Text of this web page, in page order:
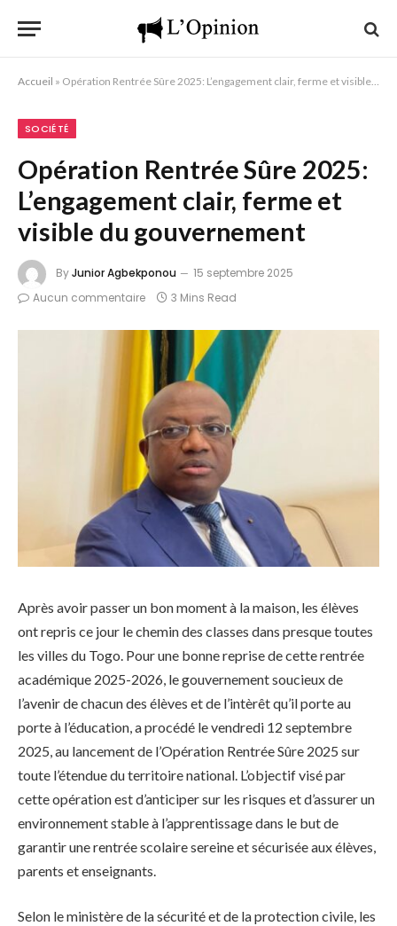
Accueil » Opération Rentrée Sûre 2025: L’engagement clair, ferme et visible du gouvernement
SOCIÉTÉ
Opération Rentrée Sûre 2025:
L’engagement clair, ferme et
visible du gouvernement
ByJunior Agbekponou
15 septembre 2025
Aucun commentaire
3 Mins Read
Après avoir passer un bon moment à la maison, les élèves
ont repris ce jour le chemin des classes dans presque toutes
les villes du Togo. Pour une bonne reprise de cette rentrée
académique 2025-2026, le gouvernement soucieux de
l’avenir de chacun des élèves et de l’intèrêt qu’il porte au
porte à l’éducation, a procédé le vendredi 12 septembre
2025, au lancement de l’Opération Rentrée Sûre 2025 sur
toute l’étendue du territoire national. L’objectif visé par
cette opération est d’anticiper sur les risques et d’assurer un
environnement stable à l’apprentissage dans le but de
garantir une rentrée scolaire sereine et sécurisée aux élèves,
parents et enseignants.
Selon le ministère de la sécurité et de la protection civile, les